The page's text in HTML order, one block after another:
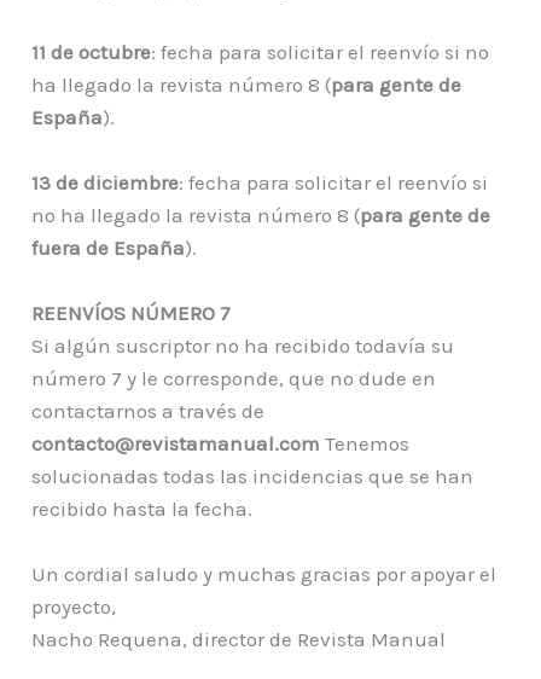
11 de octubre: fecha para solicitar el reenvío si no
ha llegado la revista número 8 (para gente de
España).
13 de diciembre: fecha para solicitar el reenvío si
no ha llegado la revista número 8 (para gente de
fuera de España).
REENVÍOS NÚMERO 7
Si algún suscriptor no ha recibido todavía su
número 7 y le corresponde, que no dude en
contactarnos a través de
contacto@revistamanual.com Tenemos
solucionadas todas las incidencias que se han
recibido hasta la fecha.
Un cordial saludo y muchas gracias por apoyar el
proyecto,
Nacho Requena, director de Revista Manual